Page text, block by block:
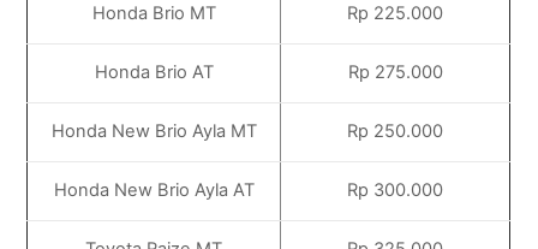
Honda Brio MT Rp 225.000
Honda Brio AT Rp 275.000
Honda New Brio Ayla MT Rp 250.000
Honda New Brio Ayla AT Rp 300.000